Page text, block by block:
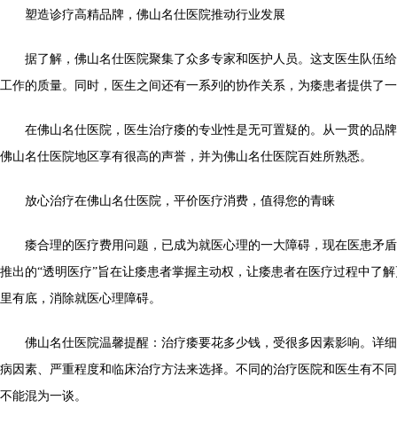
塑造诊疗高精品牌，佛山名仕医院推动行业发展
据了解，佛山名仕医院聚集了众多专家和医护人员。这支医生队伍
工作的质量。同时，医生之间还有一系列的协作关系，为痿患者提供了
在佛山名仕医院，医生治疗痿的专业性是无可置疑的。从一贯的品
佛山名仕医院地区享有很高的声誉，并为佛山名仕医院百姓所熟悉。
放心治疗在佛山名仕医院，平价医疗消费，值得您的青睐
痿合理的医疗费用问题，已成为就医心理的一大障碍，现在医患矛
推出的“透明医疗”旨在让痿患者掌握主动权，让痿患者在医疗过程中了
里有底，消除就医心理障碍。
佛山名仕医院温馨提醒：治疗痿要花多少钱，受很多因素影响。详
病因素、严重程度和临床治疗方法来选择。不同的治疗医院和医生有不
不能混为一谈。